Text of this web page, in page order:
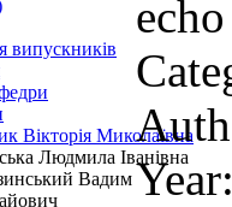
випускників
Вікторія Миколаївна
Людмила Іванівна
Вадим